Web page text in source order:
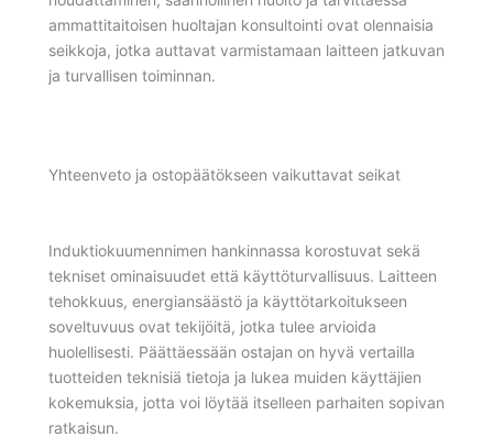
ammattitaitoisen huoltajan konsultointi ovat olennaisia
seikkoja, jotka auttavat varmistamaan laitteen jatkuvan
ja turvallisen toiminnan.
Yhteenveto ja ostopäätökseen vaikuttavat seikat
Induktiokuumennimen hankinnassa korostuvat sekä
tekniset ominaisuudet että käyttöturvallisuus. Laitteen
tehokkuus, energiansäästö ja käyttötarkoitukseen
soveltuvuus ovat tekijöitä, jotka tulee arvioida
huolellisesti. Päättäessään ostajan on hyvä vertailla
tuotteiden teknisiä tietoja ja lukea muiden käyttäjien
kokemuksia, jotta voi löytää itselleen parhaiten sopivan
ratkaisun.